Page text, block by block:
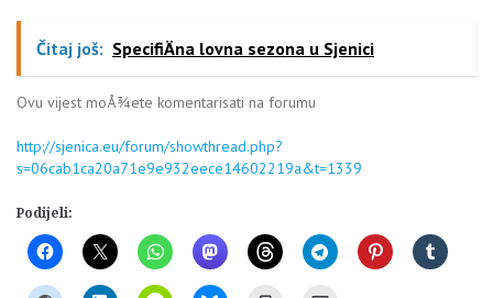
Čitaj još: SpecifiÄna lovna sezona u Sjenici
Ovu vijest moÅ¾ete komentarisati na forumu
http://sjenica.eu/forum/showthread.php?
s=06cab1ca20a71e9e932eece14602219a&t=1339
Podijeli: